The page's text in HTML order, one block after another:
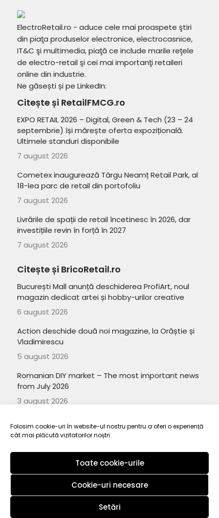
Folosim cookie-uri în website-ul nostru pentru a oferi o experiență
cât mai plăcută vizitatorilor noștri.
Toate cookie-urile
Cookie-uri necesare
Setări
ElectroRetail.ro - aduce cele mai proaspete ştiri
din piaţa produselor electronice, electrocasnice,
IT&C şi multimedia, piaţă ce include marile reţele
de electro-retail şi cei mai importanţi retaileri
online din industrie.
Ne găsești și pe LinkedIn:
Citește și RetailFMCG.ro
EXPO RETAIL 2026 – Digital, Green & Tech (23 – 24
septembrie) își mărește oferta expozițională.
Ultimele standuri disponibile
7 august 2026
Cometex inaugurează Târgu Neamț Retail Park, al
18-lea parc de retail din portofoliu
7 august 2026
Livrările de spații de retail încetinesc în 2026, dar
investițiile revin în forță în 2027
7 august 2026
Citește și BricoRetail.ro
București Mall anunță deschiderea ProfiArt, noul
magazin dedicat artei și hobby-urilor creative
6 august 2026
Action deschide două noi magazine, la Orăștie și
Vladimirescu
5 august 2026
Romanian DIY market – The most important news
from July 2026
3 august 2026
ElectroRetail.ro ·Termeni si conditii de utilizare a
site-ului